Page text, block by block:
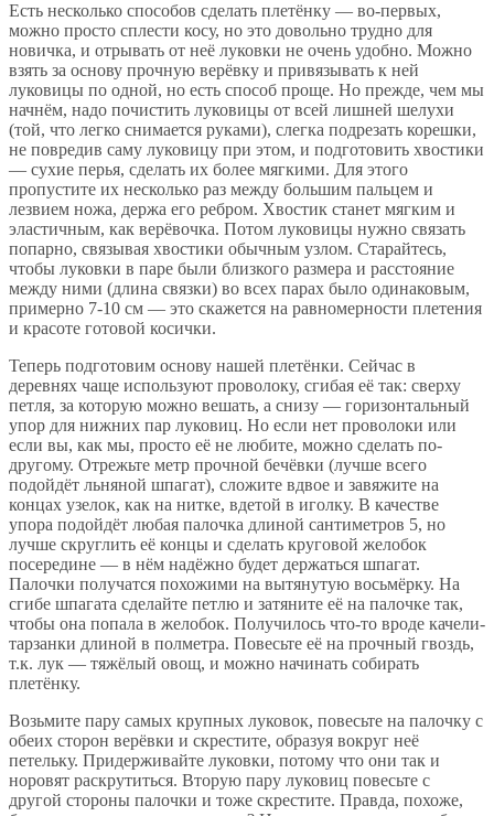
Есть несколько способов сделать плетёнку — во-первых,
можно просто сплести косу, но это довольно трудно для
новичка, и отрывать от неё луковки не очень удобно. Можно
взять за основу прочную верёвку и привязывать к ней
луковицы по одной, но есть способ проще. Но прежде, чем мы
начнём, надо почистить луковицы от всей лишней шелухи
(той, что легко снимается руками), слегка подрезать корешки,
не повредив саму луковицу при этом, и подготовить хвостики
— сухие перья, сделать их более мягкими. Для этого
пропустите их несколько раз между большим пальцем и
лезвием ножа, держа его ребром. Хвостик станет мягким и
эластичным, как верёвочка. Потом луковицы нужно связать
попарно, связывая хвостики обычным узлом. Старайтесь,
чтобы луковки в паре были близкого размера и расстояние
между ними (длина связки) во всех парах было одинаковым,
примерно 7-10 см — это скажется на равномерности плетения
и красоте готовой косички.
Теперь подготовим основу нашей плетёнки. Сейчас в
деревнях чаще используют проволоку, сгибая её так: сверху
петля, за которую можно вешать, а снизу — горизонтальный
упор для нижних пар луковиц. Но если нет проволоки или
если вы, как мы, просто её не любите, можно сделать по-
другому. Отрежьте метр прочной бечёвки (лучше всего
подойдёт льняной шпагат), сложите вдвое и завяжите на
концах узелок, как на нитке, вдетой в иголку. В качестве
упора подойдёт любая палочка длиной сантиметров 5, но
лучше скруглить её концы и сделать круговой желобок
посередине — в нём надёжно будет держаться шпагат.
Палочки получатся похожими на вытянутую восьмёрку. На
сгибе шпагата сделайте петлю и затяните её на палочке так,
чтобы она попала в желобок. Получилось что-то вроде качели-
тарзанки длиной в полметра. Повесьте её на прочный гвоздь,
т.к. лук — тяжёлый овощ, и можно начинать собирать
плетёнку.
Возьмите пару самых крупных луковок, повесьте на палочку с
обеих сторон верёвки и скрестите, образуя вокруг неё
петельку. Придерживайте луковки, потому что они так и
норовят раскрутиться. Вторую пару луковиц повесьте с
другой стороны палочки и тоже скрестите. Правда, похоже,